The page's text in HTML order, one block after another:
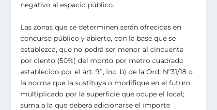
negativo al espacio público.
Las zonas que se determinen serán ofrecidas en
concurso público y abierto, con la base que se
establezca, que no podrá ser menor al cincuenta
por ciento (50%) del monto por metro cuadrado
establecido por el art. 9º, inc. b) de la Ord. Nº31/18 o
la norma que la sustituya o modifique en el futuro,
multiplicado por la superficie que ocupe el local;
suma a la que deberá adicionarse el importe